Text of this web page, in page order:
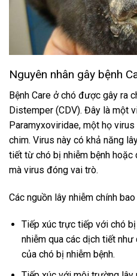
Nguyên nhân gây bệnh
Bệnh Care ở chó được gây ra
Distemper (CDV). Đây là một
Paramyxoviridae, một họ
chim. Virus này có khả năng
tiết từ chó bị nhiễm bệnh
mà virus đóng vai trò.
Các nguồn lây nhiễm chính
Tiếp xúc trực tiếp với chó
nhiễm qua các dịch tiết
của chó bị nhiễm bệnh.